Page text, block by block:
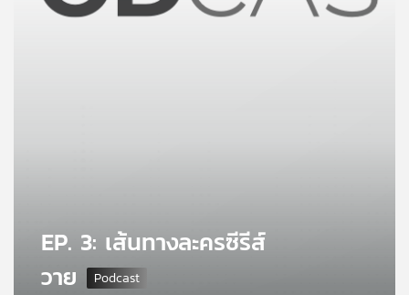
EP. 3: เส้นทางละครซีรีส์
วาย